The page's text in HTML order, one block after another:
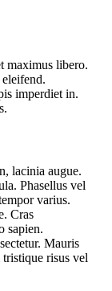
maximus libero.
imperdiet in.
lacinia augue.
Phasellus vel
varius.
Cras
sapien.
Mauris
risus vel